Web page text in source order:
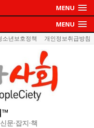
MENU
MENU
소년보호정책 개인정보취급방침
™
문·잡지·책